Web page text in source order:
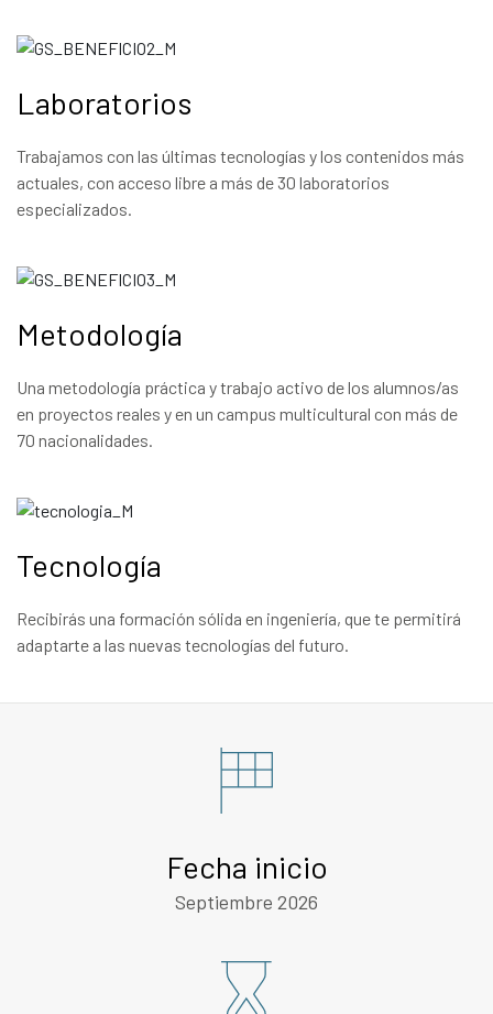
Laboratorios
Trabajamos con las últimas tecnologías y los contenidos más
actuales, con acceso libre a más de 30 laboratorios
especializados.
Metodología
Una metodología práctica y trabajo activo de los alumnos/as
en proyectos reales y en un campus multicultural con más de
70 nacionalidades.
Tecnología
Recibirás una formación sólida en ingeniería, que te permitirá
adaptarte a las nuevas tecnologías del futuro.
Fecha inicio
Septiembre 2026